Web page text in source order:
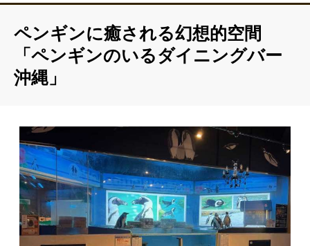
ペンギンに癒される幻想的空間
「ペンギンのいるダイニングバー
沖縄」